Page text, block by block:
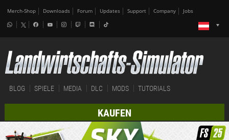
Merch-Shop Downloads Forum Updates Support Company Jobs
BLOG SPIELE MEDIA DLC MODS TUTORIALS
KAUFEN